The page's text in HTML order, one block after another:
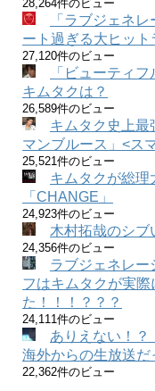
28,264件のビュー
「ラブジェネ
ート過ぎる大ヒット
27,120件のビュー
「ビューティ
キムタクは？
26,589件のビュー
キムタク史上最
マンブルース」<ス
25,521件のビュー
キムタクが総理
「CHANGE」
24,923件のビュー
木村拓哉のシブ
24,356件のビュー
ラブジェネレ
フはキムタクが実
た！！！？？？
24,111件のビュー
ありえない！？
海外からの生放送だ
22,362件のビュー